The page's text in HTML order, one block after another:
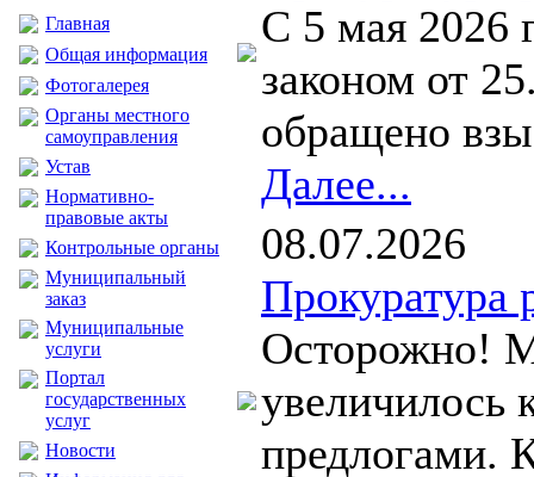
Главная
Общая информация
Фотогалерея
Органы местного
самоуправления
Устав
Нормативно-
правовые акты
Контрольные органы
Муниципальный
заказ
Муниципальные
услуги
Портал
государственных
услуг
Новости
С 5 мая 2026
законом от
обращено
Далее...
08.07.2026
Прокуратура
Осторожно!
увеличилось
предлогами.